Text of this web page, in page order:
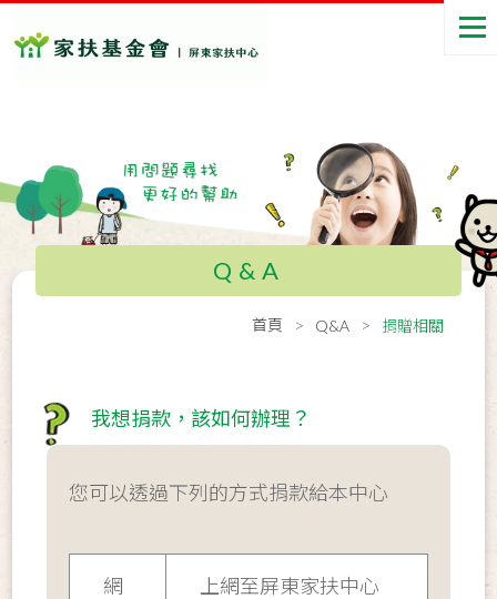
Q&A
首頁 Q&A 捐贈相關
我想捐款，該如何辦理？
您可以透過下列的方式捐款給本中心
網
上網至屏東家扶中心